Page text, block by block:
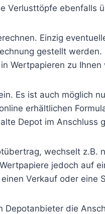
Verlusttöpfe ebenfalls
Einzig
gestellt
Wertpapieren zu Ihnen
Es ist auch möglich
erhältlichen
Depot im Anschluss
wechselt
jedoch auf
Verkauf oder eine
die